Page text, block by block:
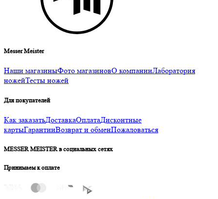
Messer Meister
Наши магазиныФото магазиновО компанииЛаборатория
ножейТесты ножей
Для покупателей
Как заказатьДоставкаОплатаДисконтные
картыГарантииВозврат и обменПожаловаться
MESSER MEISTER в социальных сетях
Принимаем к оплате